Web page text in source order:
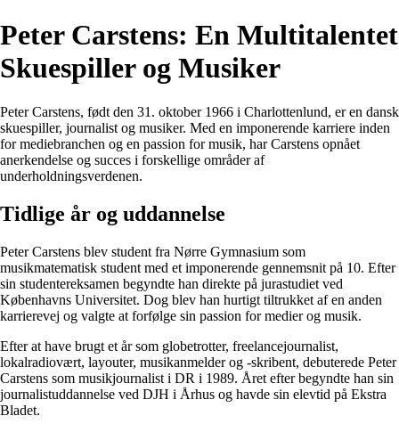
Peter Carstens: En Multitalentet
Skuespiller og Musiker
Peter Carstens, født den 31. oktober 1966 i Charlottenlund, er en dansk
skuespiller, journalist og musiker. Med en imponerende karriere inden
for mediebranchen og en passion for musik, har Carstens opnået
anerkendelse og succes i forskellige områder af
underholdningsverdenen.
Tidlige år og uddannelse
Peter Carstens blev student fra Nørre Gymnasium som
musikmatematisk student med et imponerende gennemsnit på 10. Efter
sin studentereksamen begyndte han direkte på jurastudiet ved
Københavns Universitet. Dog blev han hurtigt tiltrukket af en anden
karrierevej og valgte at forfølge sin passion for medier og musik.
Efter at have brugt et år som globetrotter, freelancejournalist,
lokalradiovært, layouter, musikanmelder og -skribent, debuterede Peter
Carstens som musikjournalist i DR i 1989. Året efter begyndte han sin
journalistuddannelse ved DJH i Århus og havde sin elevtid på Ekstra
Bladet.